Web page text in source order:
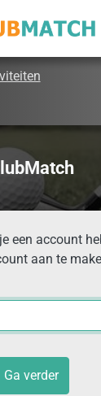
een account
aan te
Ga verder